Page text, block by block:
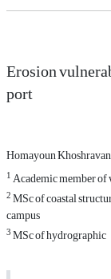
Erosion
port
Homayoun Khoshravan
1Academic member
2MSc of coastal
campus
3MSc of hydrographic